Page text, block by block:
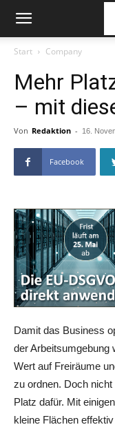
Start Company
Mehr
– mit
Von Redaktion - 16.
Facebook
Damit das Business
der Arbeitsumgebung
Wert auf Freiräume
zu ordnen. Doch
Platz dafür. Mit
kleine Flächen